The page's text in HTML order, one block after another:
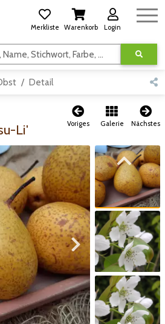
Merkliste Warenkorb Login
Suchen nach Kategorie, Name, Stichwort, Farbe, usw.
Detail
Li' Voriges Galerie Nächstes
Zum nächsten Bild
Zum vorigen Bild